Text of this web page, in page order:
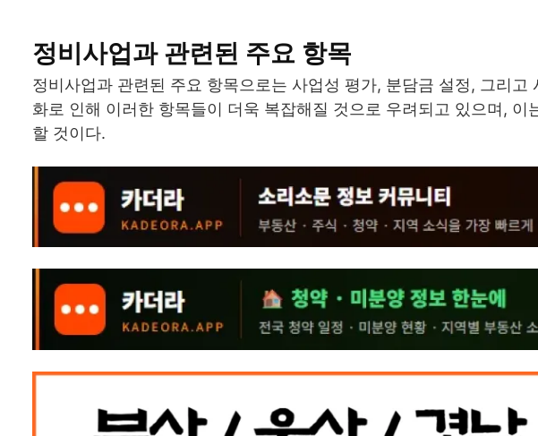
정비사업과 관련된 주요 항목
정비사업과 관련된 주요 항목으로는 사업성 평가, 분담금 설정, 그리
화로 인해 이러한 항목들이 더욱 복잡해질 것으로 우려되고 있으며,
할 것이다.